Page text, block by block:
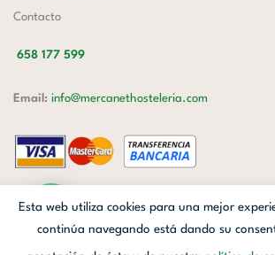
Contacto
658 177 599
Email: info@mercanethosteleria.com
Mercanet © 2026.| Diseñado porAvanzada
Esta web utiliza cookies para una mejor
continúa navegando está dando su